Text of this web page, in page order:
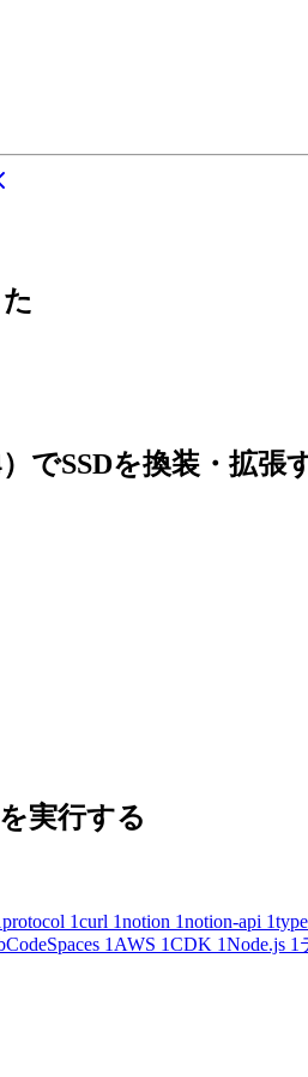
でSSDを換装・拡張
実行する
protocol 1curl 1notion 1notion-api 1
1 AWS 1CDK 1Node.js 1